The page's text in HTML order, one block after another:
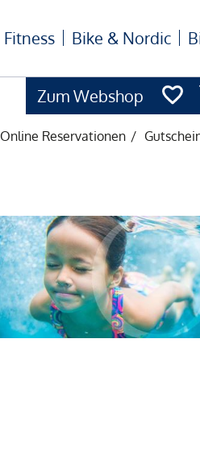
Zum Webshop
Fitness Bike & Nordic
Online Reservationen /